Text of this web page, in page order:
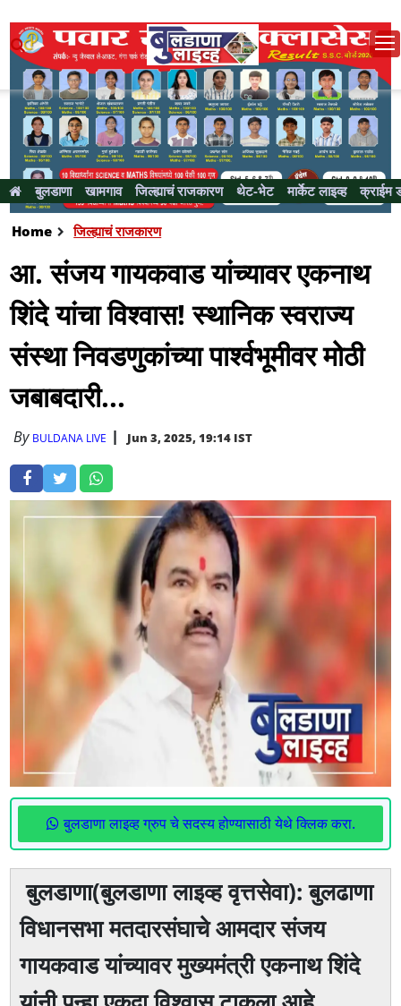
बुलडाणा खामगाव जिल्ह्याचं राजकारण थेट-भेट मार्केट लाइव्ह क्राईम
Home जिल्ह्याचं राजकारण
आ. संजय गायकवाड यांच्यावर एकनाथ
शिंदे यांचा विश्वास! स्थानिक स्वराज्य
संस्था निवडणुकांच्या पार्श्वभूमीवर मोठी
जबाबदारी...
By BULDANA LIVE Jun 3, 2025, 19:14 IST
बुलडाणा लाइव्ह ग्रुप चे सदस्य होण्यासाठी येथे क्लिक करा.
बुलडाणा(बुलडाणा लाइव्ह वृत्तसेवा): बुलढाणा
विधानसभा मतदारसंघाचे आमदार संजय
गायकवाड यांच्यावर मुख्यमंत्री एकनाथ शिंदे